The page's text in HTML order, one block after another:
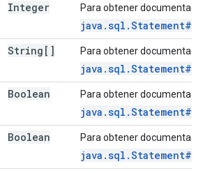
Integer Para obtener
String[] Para obtener
Boolean Para obtener
Boolean Para obtener